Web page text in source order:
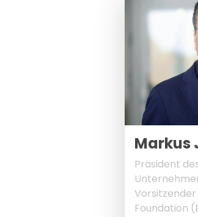
Markus
Präsident
Vorsitzender
Foundation